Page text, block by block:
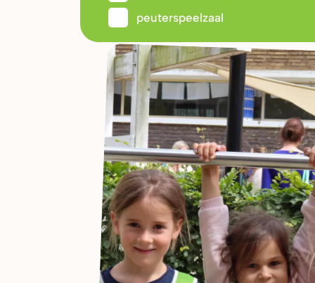
peuterspeelzaal